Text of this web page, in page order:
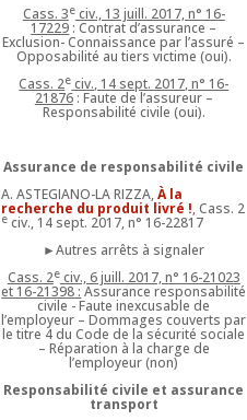
Cass. 3eciv., 13 juill. 2017, n° 16-
17229 : Contrat d’assurance –
Exclusion- Connaissance par l’assuré –
Opposabilité au tiers victime (oui).
Cass. 2e civ., 14 sept. 2017, n° 16-
21876: Faute de l’assureur –
Responsabilité civile (oui).
Assurance de responsabilité civile
A. ASTEGIANO-LA RIZZA,À la
recherche du produit livré !, Cass. 2
e civ., 14 sept. 2017, n° 16-22817
►Autres arrêts à signaler
Cass. 2eciv., 6 juill. 2017, n° 16-21023
et 16-21398 : Assurance responsabilité
civile - Faute inexcusable de
l’employeur – Dommages couverts par
le titre 4 du Code de la sécurité sociale
– Réparation à la charge de
l’employeur (non)
Responsabilité civile et assurance
transport